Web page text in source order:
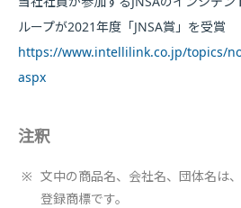
ループが2021年度「JNSA賞」を受賞
https://www.intellilink.co.jp/topics/
aspx
注釈
※ 文中の商品名、会社名、団体名は
登録商標です。